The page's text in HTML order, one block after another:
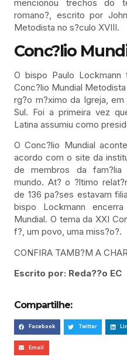
mencionou trechos do
romano?, escrito por
Metodista no s?culo XVIII.
Conc?lio
O bispo Paulo
Conc?lio Mundial
rg?o m?ximo da Igreja, em
Sul. Foi a primeira vez
Latina assumiu como
O Conc?lio Mundial
acordo com o site da
de membros da fam?lia
mundo. At? o ?ltimo
de 136 pa?ses estavam
bispo Lockmann
Mundial. O tema da XXI
f?, um povo, uma miss?o?.
CONFIRA TAMB?M A
Escrito por: Reda??o EC
Compartilhe:
Facebook Twitter
Email